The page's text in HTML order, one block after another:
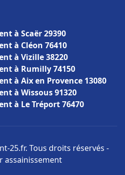
à Scaër 29390
à Cléon 76410
à Vizille 38220
à Rumilly 74150
à Aix en Provence 13080
à Wissous 91320
à Le Tréport 76470
25.fr. Tous droits réservés -
assainissement